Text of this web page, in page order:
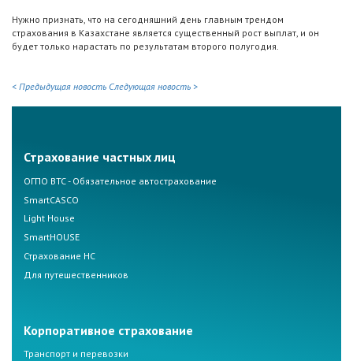
Нужно признать, что на сегодняшний день главным трендом
страхования в Казахстане является существенный рост выплат, и он
будет только нарастать по результатам второго полугодия.
< Предыдущая новость Следующая новость >
Страхование частных лиц
ОГПО ВТС - Обязательное автострахование
SmartCASCO
Light House
SmartHOUSE
Страхование НС
Для путешественников
Корпоративное страхование
Транспорт и перевозки